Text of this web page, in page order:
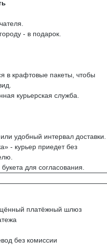
- в подарок.
в крафтовые пакеты, чтобы
курьерская служба.
удобный интервал доставки.
- курьер приедет без
для согласования.
платёжный шлюз
без комиссии